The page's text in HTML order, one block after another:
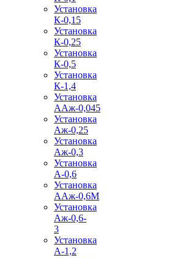
Установка
К-0,15
Установка
К-0,25
Установка
К-0,5
Установка
К-1,4
Установка
ААж-0,045
Установка
Аж-0,25
Установка
Аж-0,3
Установка
А-0,6
Установка
ААж-0,6М
Установка
Аж-0,6-
3
Установка
А-1,2